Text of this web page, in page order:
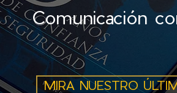
Comunicación
MIRA NUESTRO